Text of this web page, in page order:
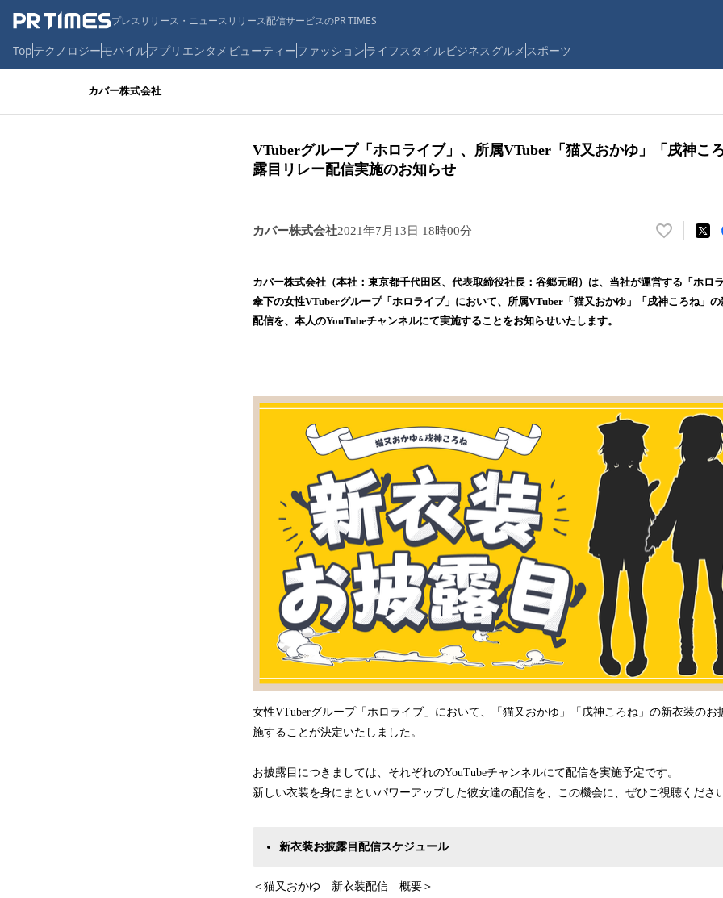
プレスリリース・ニュースリリース配信サービスのPR TIMES
Topテクノロジーモバイルアプリ エンタメ ビューティーファッションライフスタイルビジネス グルメ スポーツ
カバー株式会社
VTuberグループ「ホロライブ」、所属VTuber「猫又おかゆ」「戌神こ
露目リレー配信実施のお知らせ
カバー株式会社2021年7月13日 18時00分
い
！
数
中
カバー株式会社（本社：東京都千代田区、代表取締役社長：谷郷元昭）は、当社が運営する「ホロ
傘下の女性VTuberグループ「ホロライブ」において、所属VTuber「猫又おかゆ」「戌神ころね」
配信を、本人のYouTubeチャンネルにて実施することをお知らせいたします。
女性VTuberグループ「ホロライブ」において、「猫又おかゆ」「戌神ころね」の新衣装のお
施することが決定いたしました。
お披露目につきましては、それぞれのYouTubeチャンネルにて配信を実施予定です。
新しい衣装を身にまといパワーアップした彼女達の配信を、この機会に、ぜひご視聴くださ
新衣装お披露目配信スケジュール
＜猫又おかゆ 新衣装配信 概要＞